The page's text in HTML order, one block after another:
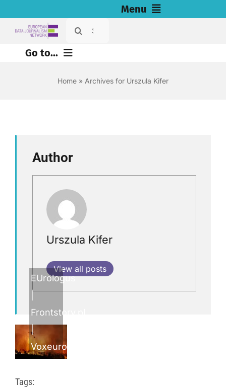
Menu
Search
Go to...
Home » Archives for Urszula Kifer
Author
Urszula Kifer
View all posts
EUrologus
Frontstory.pl
|
Voxeurop
Tags: